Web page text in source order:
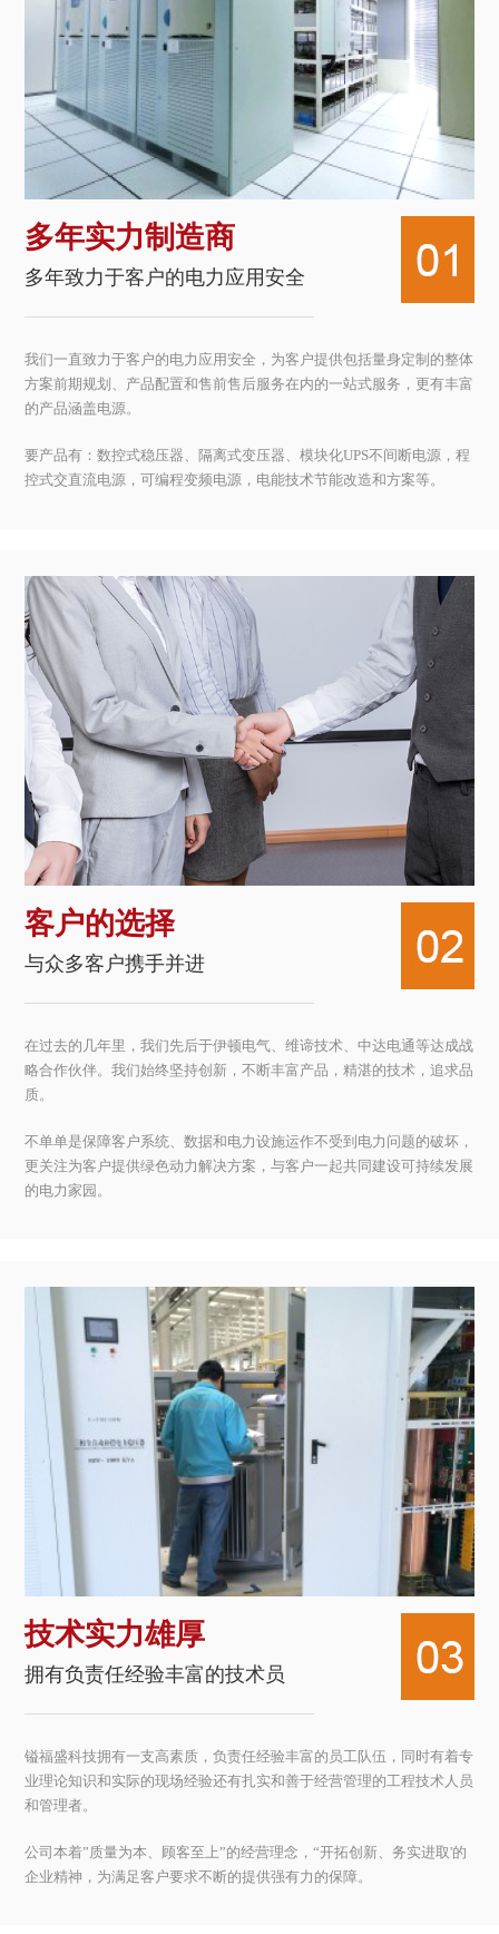
多年实力制造商
多年致力于客户的电力应用安全
我们一直致力于客户的电力应用安全，为客户提供包括量身定制的整体
方案前期规划、产品配置和售前售后服务在内的一站式服务，更有丰富
的产品涵盖电源。
要产品有：数控式稳压器、隔离式变压器、模块化UPS不间断电源，程
控式交直流电源，可编程变频电源，电能技术节能改造和方案等。
客户的选择
与众多客户携手并进
在过去的几年里，我们先后于伊顿电气、维谛技术、中达电通等达成战
略合作伙伴。我们始终坚持创新，不断丰富产品，精湛的技术，追求品
质。
不单单是保障客户系统、数据和电力设施运作不受到电力问题的破坏，
更关注为客户提供绿色动力解决方案，与客户一起共同建设可持续发展
的电力家园。
技术实力雄厚
拥有负责任经验丰富的技术员
镒福盛科技拥有一支高素质，负责任经验丰富的员工队伍，同时有着专
业理论知识和实际的现场经验还有扎实和善于经营管理的工程技术人员
和管理者。
公司本着”质量为本、顾客至上”的经营理念，“开拓创新、务实进取'的
企业精神，为满足客户要求不断的提供强有力的保障。